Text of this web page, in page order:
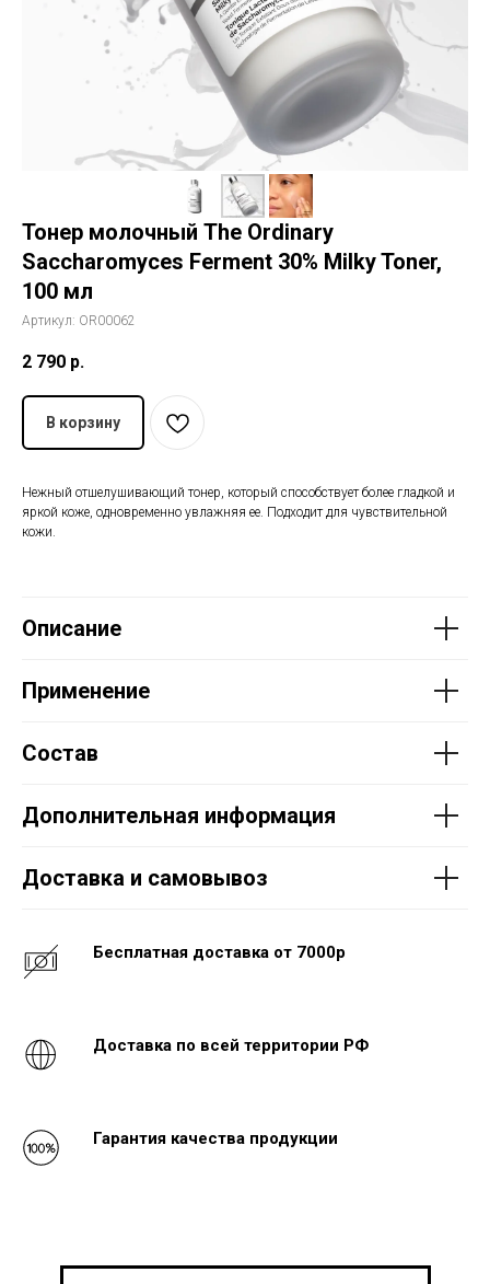
Тонер молочный The Ordinary
Saccharomyces Ferment 30% Milky Toner,
100 мл
Артикул: OR00062
2 790 р.
В корзину
Нежный отшелушивающий тонер, который способствует более гладкой и
яркой коже, одновременно увлажняя ее. Подходит для чувствительной
кожи.
Описание
Применение
Состав
Дополнительная информация
Доставка и самовывоз
Бесплатная доставка от 7000р
Доставка по всей территории РФ
Гарантия качества продукции
История The Ordinary
Блог
Контакты